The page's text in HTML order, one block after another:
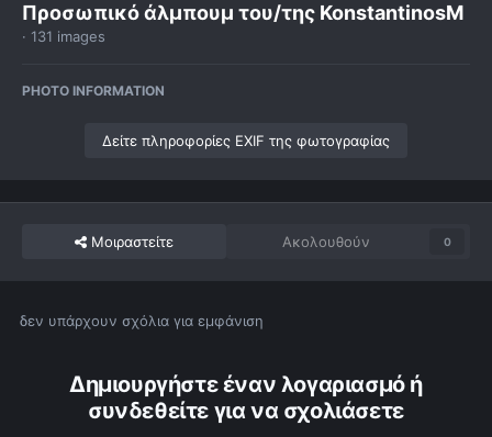
Προσωπικό άλμπουμ του/της KonstantinosM
· 131 images
PHOTO INFORMATION
Δείτε πληροφορίες EXIF της φωτογραφίας
Μοιραστείτε Ακολουθούν 0
δεν υπάρχουν σχόλια για εμφάνιση
Δημιουργήστε έναν λογαριασμό ή
συνδεθείτε για να σχολιάσετε